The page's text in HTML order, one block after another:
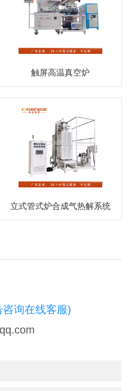
触屏高温真空炉
立式管式炉合成气热解系统
咨询在线客服)